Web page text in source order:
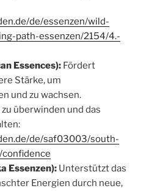
de/essenzen/wild-
path-essenzen/2154/4.-
Essences): Fördert
Stärke, um
und zu wachsen.
überwinden und das
de/saf03003/south-
Essenzen): Unterstützt das
Energien durch neue,